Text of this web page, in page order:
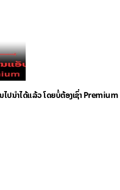
ປນຳໄດ້ແລ້ວ ໂດຍບໍ່ຕ້ອງເຊົ່າ Premium